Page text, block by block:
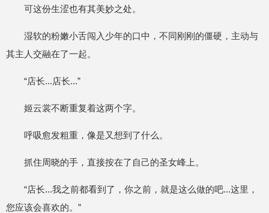
可这份生涩也有其美妙之处。
湿软的粉嫩小舌闯入少年的口中，不同刚刚的僵硬，主动与
其主人交融在了一起。
“店长...店长...”
姬云裳不断重复着这两个字。
呼吸愈发粗重，像是又想到了什么。
抓住周晓的手，直接按在了自己的圣女峰上。
“店长...我之前都看到了，你之前，就是这么做的吧...这里，
您应该会喜欢的。”